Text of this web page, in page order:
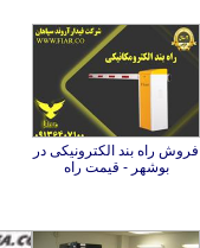
فروش راه بند الکترونیکی در
بوشهر - قیمت راه